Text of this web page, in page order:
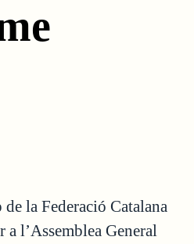
la Federació Catalana
a l’Assemblea General